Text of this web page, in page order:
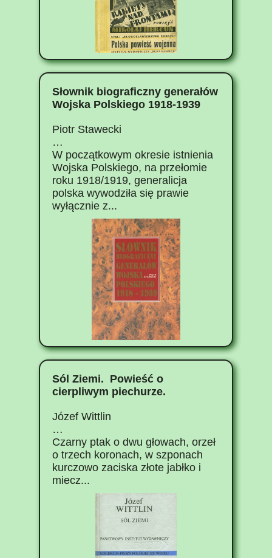
Słownik biograficzny generałów
Wojska Polskiego 1918-1939
Piotr Stawecki
…
W początkowym okresie istnienia
Wojska Polskiego, na przełomie
roku 1918/1919, generalicja
polska wywodziła się prawie
wyłącznie z...
Sól Ziemi. Powieść o
cierpliwym piechurze.
Józef Wittlin
…
Czarny ptak o dwu głowach, orzeł
o trzech koronach, w szponach
kurczowo zaciska złote jabłko i
miecz...